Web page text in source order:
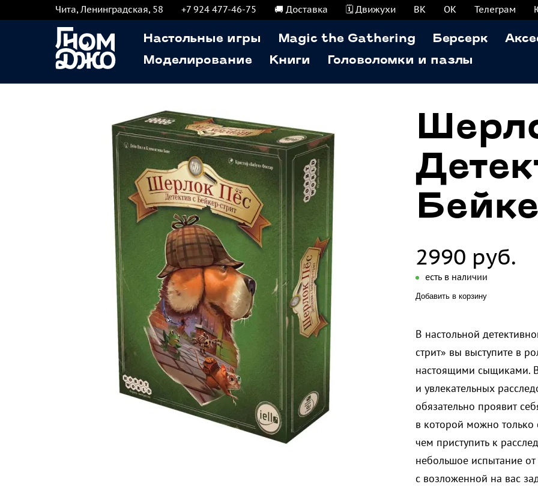
Чита, Ленинградская, 58 +7 924 477-46-75 🚚 Доставка 🗓️ Движухи ВК ОК Телеграм
Настольные игры Magic the Gathering Берсерк
Моделирование
Книги Головоломки и пазлы
2990 руб.
есть в наличии
Добавить в корзину
В настольной
стрит» вы выступите в
настоящими сыщиками.
и увлекательных
обязательно проявит
в которой можно
чем приступить к
небольшое испытание от
с возложенной на вас